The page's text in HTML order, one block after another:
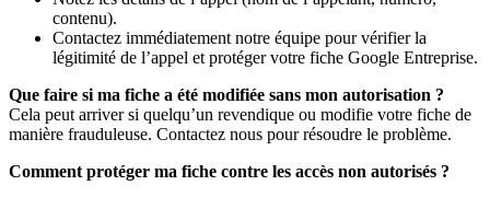
contenu).
Contactez immédiatement notre équipe pour vérifier la
légitimité de l’appel et protéger votre fiche Google Entreprise.
Que faire si ma fiche a été modifiée sans mon autorisation ?
Cela peut arriver si quelqu’un revendique ou modifie votre fiche de
manière frauduleuse. Contactez nous pour résoudre le problème.
Comment protéger ma fiche contre les accès non autorisés ?